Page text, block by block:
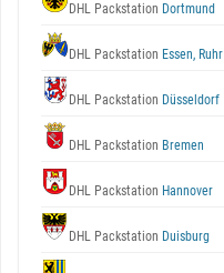
DHL Packstation Dortmund
DHL Packstation Essen, Ruhr
DHL Packstation Düsseldorf
DHL Packstation Bremen
DHL Packstation Hannover
DHL Packstation Duisburg